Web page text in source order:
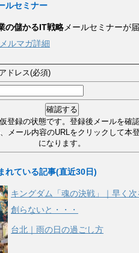
ルセミナー
の儲かるIT戦略 メールセミナーが
メルマガ詳細
ドレス(必須)
登録の状態です。登録後メールを確
メール内容のURLをクリックして本
になります。
れている記事(直近30日)
キングダム「魂の決戦」｜早く次
創らないと・・・
台北｜雨の日の過ごし方